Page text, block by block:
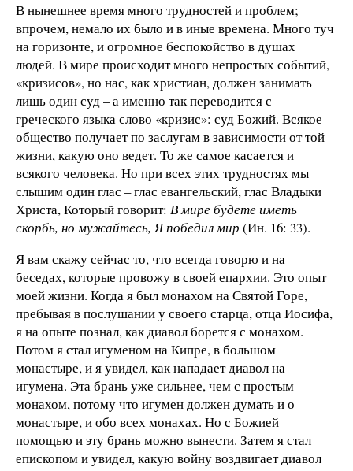
В нынешнее время много трудностей и проблем;
впрочем, немало их было и в иные времена. Много туч
на горизонте, и огромное беспокойство в душах
людей. В мире происходит много непростых событий,
«кризисов», но нас, как христиан, должен занимать
лишь один суд – а именно так переводится с
греческого языка слово «кризис»: суд Божий. Всякое
общество получает по заслугам в зависимости от той
жизни, какую оно ведет. То же самое касается и
всякого человека. Но при всех этих трудностях мы
слышим один глас – глас евангельский, глас Владыки
Христа, Который говорит: В мире будете иметь
скорбь, но мужайтесь, Я победил мир (Ин. 16: 33).
Я вам скажу сейчас то, что всегда говорю и на
беседах, которые провожу в своей епархии. Это опыт
моей жизни. Когда я был монахом на Святой Горе,
пребывая в послушании у своего старца, отца Иосифа,
я на опыте познал, как диавол борется с монахом.
Потом я стал игуменом на Кипре, в большом
монастыре, и я увидел, как нападает диавол на
игумена. Эта брань уже сильнее, чем с простым
монахом, потому что игумен должен думать и о
монастыре, и обо всех монахах. Но с Божией
помощью и эту брань можно вынести. Затем я стал
епископом и увидел, какую войну воздвигает диавол